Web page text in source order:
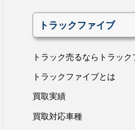
トラックファイブ
トラック売るならトラック
トラックファイブとは
買取実績
買取対応車種